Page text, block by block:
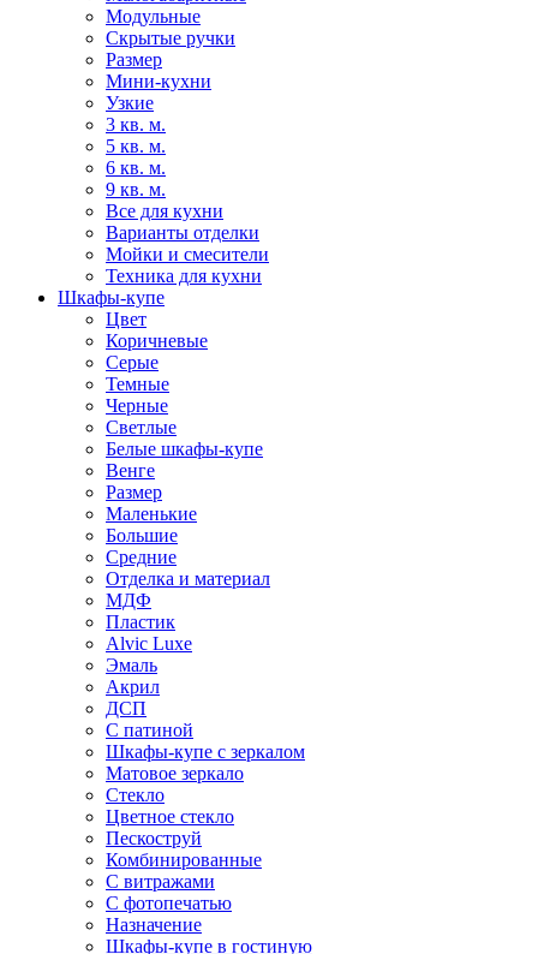
Модульные
Скрытые ручки
Размер
Мини-кухни
Узкие
3 кв. м.
5 кв. м.
6 кв. м.
9 кв. м.
Все для кухни
Варианты отделки
Мойки и смесители
Техника для кухни
Шкафы-купе
Цвет
Коричневые
Серые
Темные
Черные
Светлые
Белые шкафы-купе
Венге
Размер
Маленькие
Большие
Средние
Отделка и материал
МДФ
Пластик
Alvic Luxe
Эмаль
Акрил
ДСП
С патиной
Шкафы-купе с зеркалом
Матовое зеркало
Стекло
Цветное стекло
Пескоструй
Комбинированные
С витражами
С фотопечатью
Назначение
Шкафы-купе в гостиную